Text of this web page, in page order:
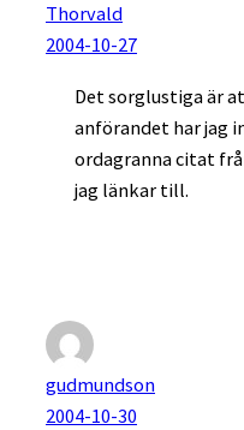
Thorvald
2004-10-27
Det sorglustiga är
anförandet har jag
ordagranna citat
jag länkar till.
gudmundson
2004-10-30